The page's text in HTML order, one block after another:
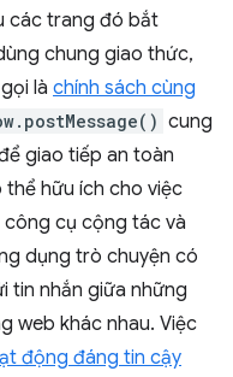
các trang đó bắt
chung giao thức,
là chính sách cùng
cung
giao tiếp an toàn
hữu ích cho việc
cụ cộng tác và
dụng trò chuyện có
tin nhắn giữa những
web khác nhau. Việc
động đáng tin cậy